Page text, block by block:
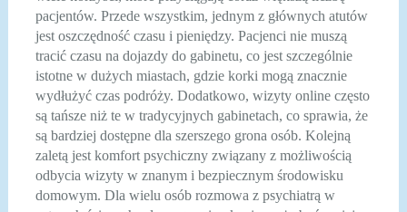
pacjentów. Przede wszystkim, jednym z głównych atutów
jest oszczędność czasu i pieniędzy. Pacjenci nie muszą
tracić czasu na dojazdy do gabinetu, co jest szczególnie
istotne w dużych miastach, gdzie korki mogą znacznie
wydłużyć czas podróży. Dodatkowo, wizyty online często
są tańsze niż te w tradycyjnych gabinetach, co sprawia, że
są bardziej dostępne dla szerszego grona osób. Kolejną
zaletą jest komfort psychiczny związany z możliwością
odbycia wizyty w znanym i bezpiecznym środowisku
domowym. Dla wielu osób rozmowa z psychiatrą w